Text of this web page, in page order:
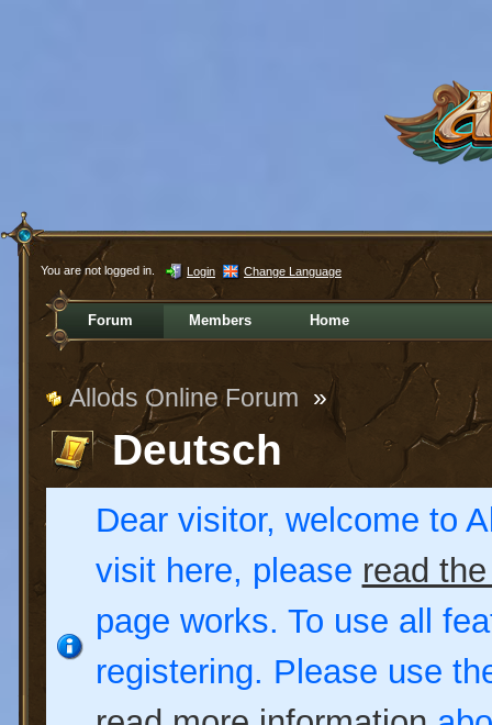
You are not logged in. Login Change Language
Forum Members Home
Allods Online Forum »
Deutsch
Dear visitor, welcome to
visit here, please read
page works. To use all
registering. Please use